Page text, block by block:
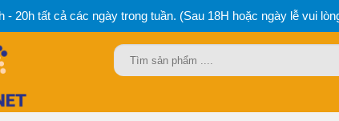
- 20h tất cả các ngày trong tuần. (Sau 18H hoặc ngày lễ vui
Tìm
kiếm: